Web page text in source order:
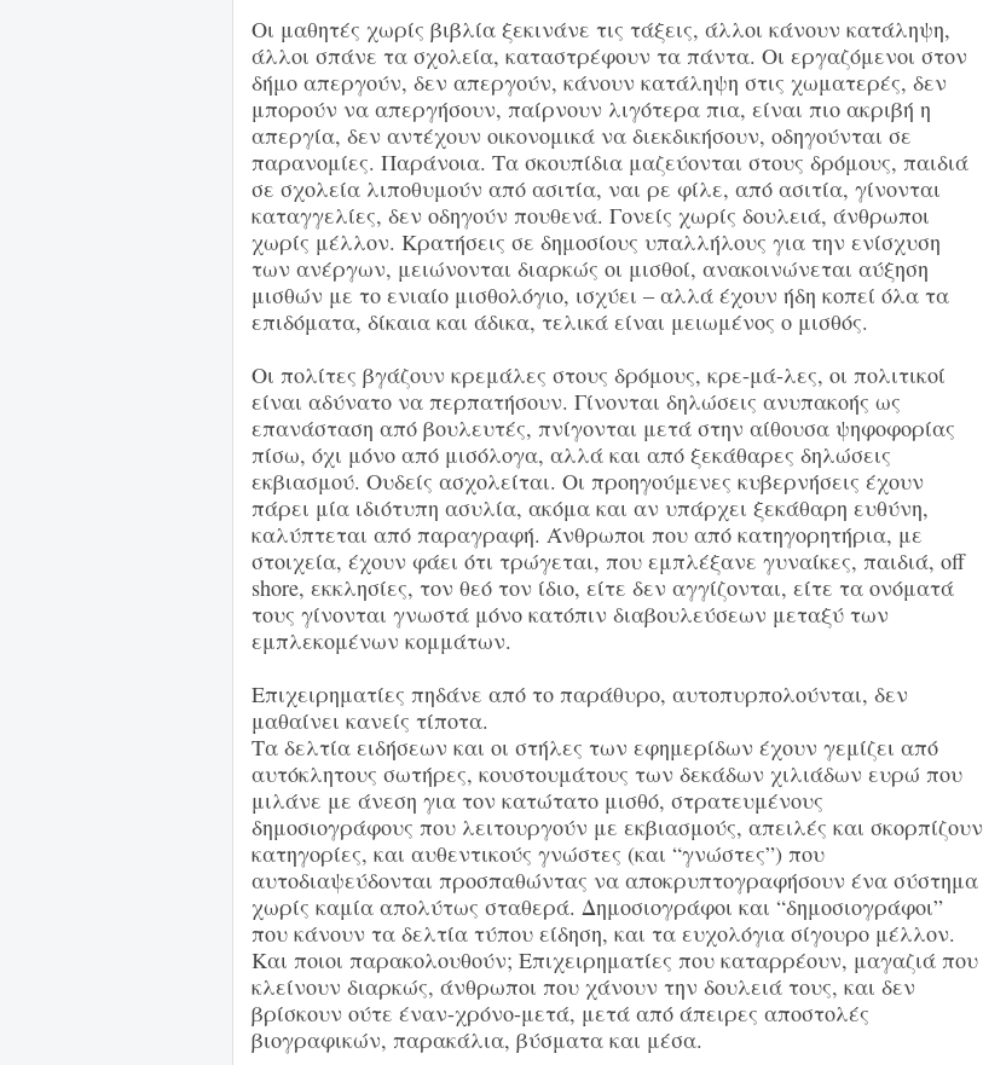
Οι μαθητές χωρίς βιβλία ξεκινάνε τις τάξεις, άλλοι κάνουν κατάληψη,
άλλοι σπάνε τα σχολεία, καταστρέφουν τα πάντα. Οι εργαζόμενοι στον
δήμο απεργούν, δεν απεργούν, κάνουν κατάληψη στις χωματερές, δεν
μπορούν να απεργήσουν, παίρνουν λιγότερα πια, είναι πιο ακριβή η
απεργία, δεν αντέχουν οικονομικά να διεκδικήσουν, οδηγούνται σε
παρανομίες. Παράνοια. Τα σκουπίδια μαζεύονται στους δρόμους, παιδιά
σε σχολεία λιποθυμούν από ασιτία, ναι ρε φίλε, από ασιτία, γίνονται
καταγγελίες, δεν οδηγούν πουθενά. Γονείς χωρίς δουλειά, άνθρωποι
χωρίς μέλλον. Κρατήσεις σε δημοσίους υπαλλήλους για την ενίσχυση
των ανέργων, μειώνονται διαρκώς οι μισθοί, ανακοινώνεται αύξηση
μισθών με το ενιαίο μισθολόγιο, ισχύει – αλλά έχουν ήδη κοπεί όλα τα
επιδόματα, δίκαια και άδικα, τελικά είναι μειωμένος ο μισθός.
Οι πολίτες βγάζουν κρεμάλες στους δρόμους, κρε-μά-λες, οι πολιτικοί
είναι αδύνατο να περπατήσουν. Γίνονται δηλώσεις ανυπακοής ως
επανάσταση από βουλευτές, πνίγονται μετά στην αίθουσα ψηφοφορίας
πίσω, όχι μόνο από μισόλογα, αλλά και από ξεκάθαρες δηλώσεις
εκβιασμού. Ουδείς ασχολείται. Οι προηγούμενες κυβερνήσεις έχουν
πάρει μία ιδιότυπη ασυλία, ακόμα και αν υπάρχει ξεκάθαρη ευθύνη,
καλύπτεται από παραγραφή. Άνθρωποι που από κατηγορητήρια, με
στοιχεία, έχουν φάει ότι τρώγεται, που εμπλέξανε γυναίκες, παιδιά, off
shore, εκκλησίες, τον θεό τον ίδιο, είτε δεν αγγίζονται, είτε τα ονόματά
τους γίνονται γνωστά μόνο κατόπιν διαβουλεύσεων μεταξύ των
εμπλεκομένων κομμάτων.
Επιχειρηματίες πηδάνε από το παράθυρο, αυτοπυρπολούνται, δεν
μαθαίνει κανείς τίποτα.
Τα δελτία ειδήσεων και οι στήλες των εφημερίδων έχουν γεμίζει από
αυτόκλητους σωτήρες, κουστουμάτους των δεκάδων χιλιάδων ευρώ που
μιλάνε με άνεση για τον κατώτατο μισθό, στρατευμένους
δημοσιογράφους που λειτουργούν με εκβιασμούς, απειλές και σκορπίζουν
κατηγορίες, και αυθεντικούς γνώστες (και “γνώστες”) που
αυτοδιαψεύδονται προσπαθώντας να αποκρυπτογραφήσουν ένα σύστημα
χωρίς καμία απολύτως σταθερά. Δημοσιογράφοι και “δημοσιογράφοι”
που κάνουν τα δελτία τύπου είδηση, και τα ευχολόγια σίγουρο μέλλον.
Και ποιοι παρακολουθούν; Επιχειρηματίες που καταρρέουν, μαγαζιά που
κλείνουν διαρκώς, άνθρωποι που χάνουν την δουλειά τους, και δεν
βρίσκουν ούτε έναν-χρόνο-μετά, μετά από άπειρες αποστολές
βιογραφικών, παρακάλια, βύσματα και μέσα.